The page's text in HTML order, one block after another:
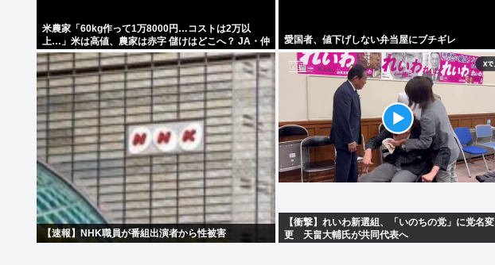
米農家「60kg作って1万8000円…コストは2万以
上…」米は高値、農家は赤字 儲けはどこへ？ JA・仲
卸・政府さん説明して
愛国者、値下げしない弁当屋にブチギレ
【速報】NHK職員が番組出演者から性被害
【衝撃】れいわ新選組、「いのちの党」に党名変
更 天畠大輔氏が共同代表へ